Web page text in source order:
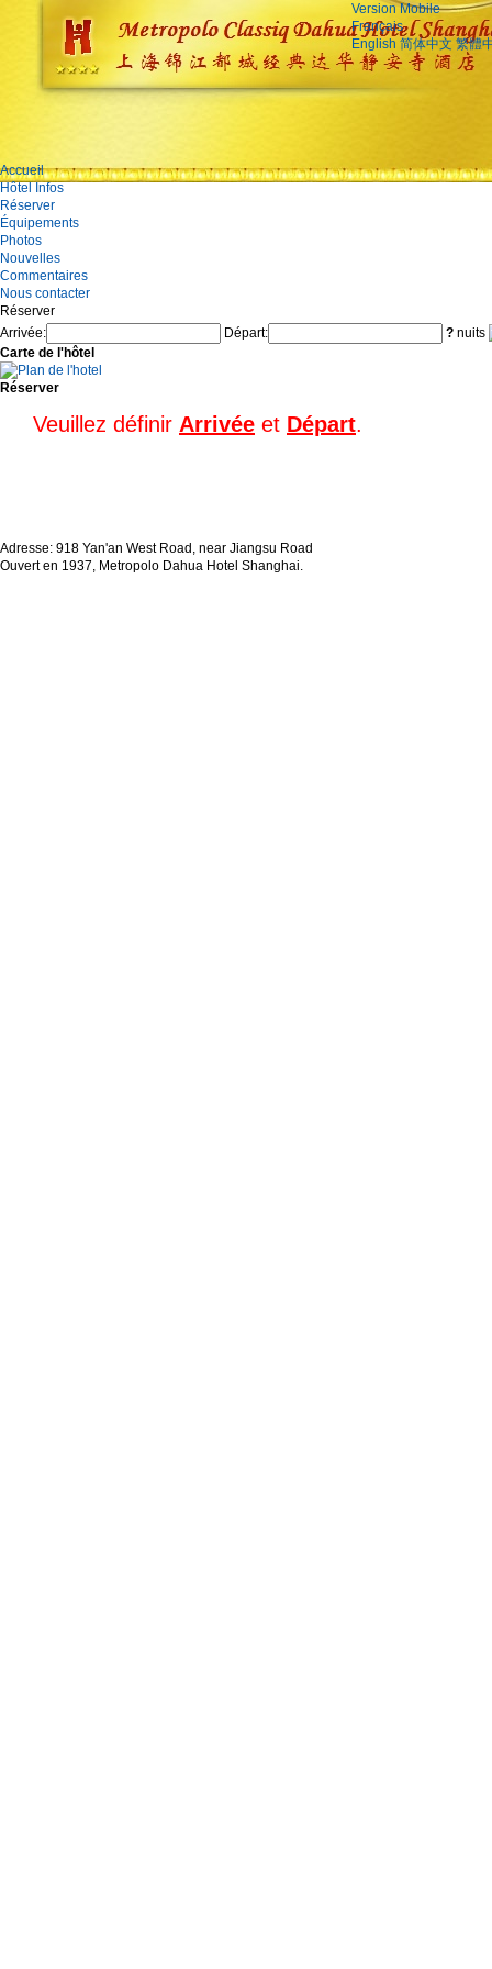
Version Mobile
Français
English 简体中文 繁體
Accueil
Hôtel Infos
Réserver
Équipements
Photos
Nouvelles
Commentaires
Nous contacter
Réserver
Arrivée:
Départ: ? nuits
Carte de l'hôtel
Réserver
Veuillez définir Arrivée et Départ.
Adresse: 918 Yan'an West Road, near Jiangsu Road
Ouvert en 1937, Metropolo Dahua Hotel Shanghai.